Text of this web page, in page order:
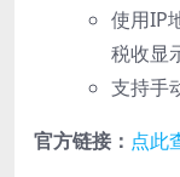
使用IP
税收显
支持手
官方链接： 点此